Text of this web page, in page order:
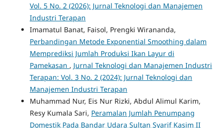
Vol. 5 No. 2 (2026): Jurnal Teknologi dan Manajemen
Industri Terapan
Imamatul Banat, Faisol, Prengki Wirananda,
Perbandingan Metode Exponential Smoothing dalam
Memprediksi Jumlah Produksi Ikan Layur di
Pamekasan , Jurnal Teknologi dan Manajemen Industri
Terapan: Vol. 3 No. 2 (2024): Jurnal Teknologi dan
Manajemen Industri Terapan
Muhammad Nur, Eis Nur Rizki, Abdul Alimul Karim,
Resy Kumala Sari, Peramalan Jumlah Penumpang
Domestik Pada Bandar Udara Sultan Syarif Kasim II